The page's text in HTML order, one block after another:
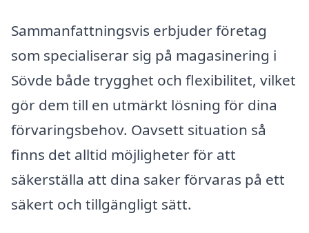
Sammanfattningsvis erbjuder företag
som specialiserar sig på magasinering i
Sövde både trygghet och flexibilitet, vilket
gör dem till en utmärkt lösning för dina
förvaringsbehov. Oavsett situation så
finns det alltid möjligheter för att
säkerställa att dina saker förvaras på ett
säkert och tillgängligt sätt.